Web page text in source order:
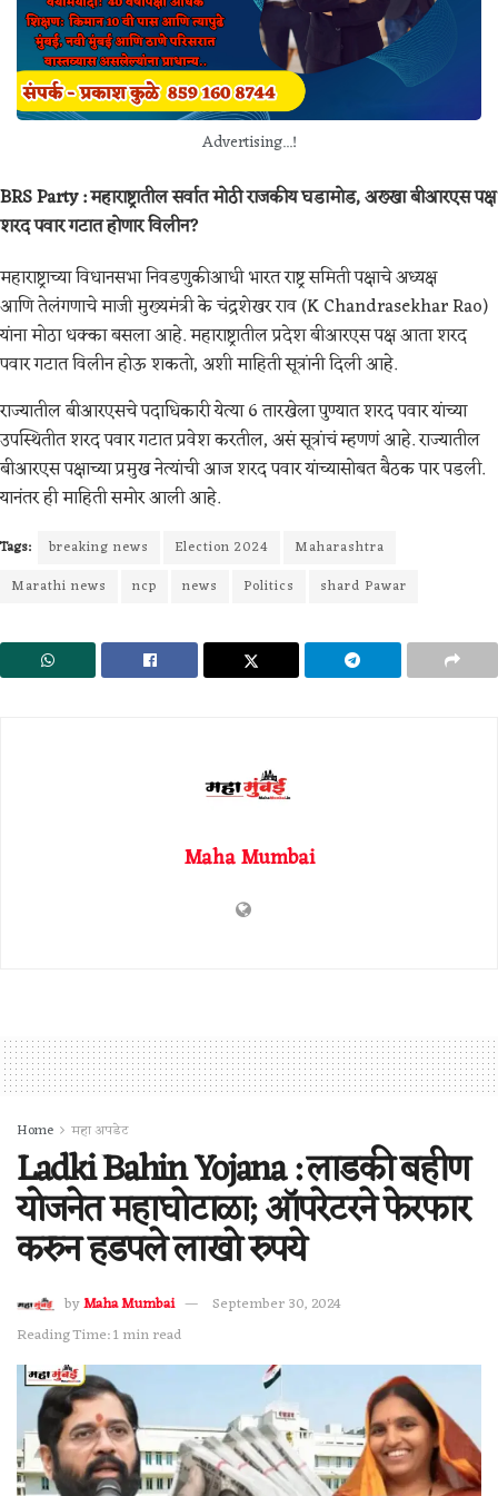
Advertising...!
BRS Party : महाराष्ट्रातील सर्वात मोठी राजकीय घडामोड, अख्खा बीआरएस पक्ष
शरद पवार गटात होणार विलीन?
महाराष्ट्राच्या विधानसभा निवडणुकीआधी भारत राष्ट्र समिती पक्षाचे अध्यक्ष
आणि तेलंगणाचे माजी मुख्यमंत्री के चंद्रशेखर राव (K Chandrasekhar Rao)
यांना मोठा धक्का बसला आहे. महाराष्ट्रातील प्रदेश बीआरएस पक्ष आता शरद
पवार गटात विलीन होऊ शकतो, अशी माहिती सूत्रांनी दिली आहे.
राज्यातील बीआरएसचे पदाधिकारी येत्या 6 तारखेला पुण्यात शरद पवार यांच्या
उपस्थितीत शरद पवार गटात प्रवेश करतील, असं सूत्रांचं म्हणणं आहे. राज्यातील
बीआरएस पक्षाच्या प्रमुख नेत्यांची आज शरद पवार यांच्यासोबत बैठक पार पडली.
यानंतर ही माहिती समोर आली आहे.
Tags: breaking news Election 2024
Maharashtra
Marathi news
ncp news Politics shard Pawar
Maha Mumbai
Home महा अपडेट
Ladki Bahin Yojana : लाडकी बहीण
योजनेत महाघोटाळा; ऑपरेटरने फेरफार
करुन हडपले लाखो रुपये
byMaha Mumbai
September 30, 2024
Reading Time: 1 min read